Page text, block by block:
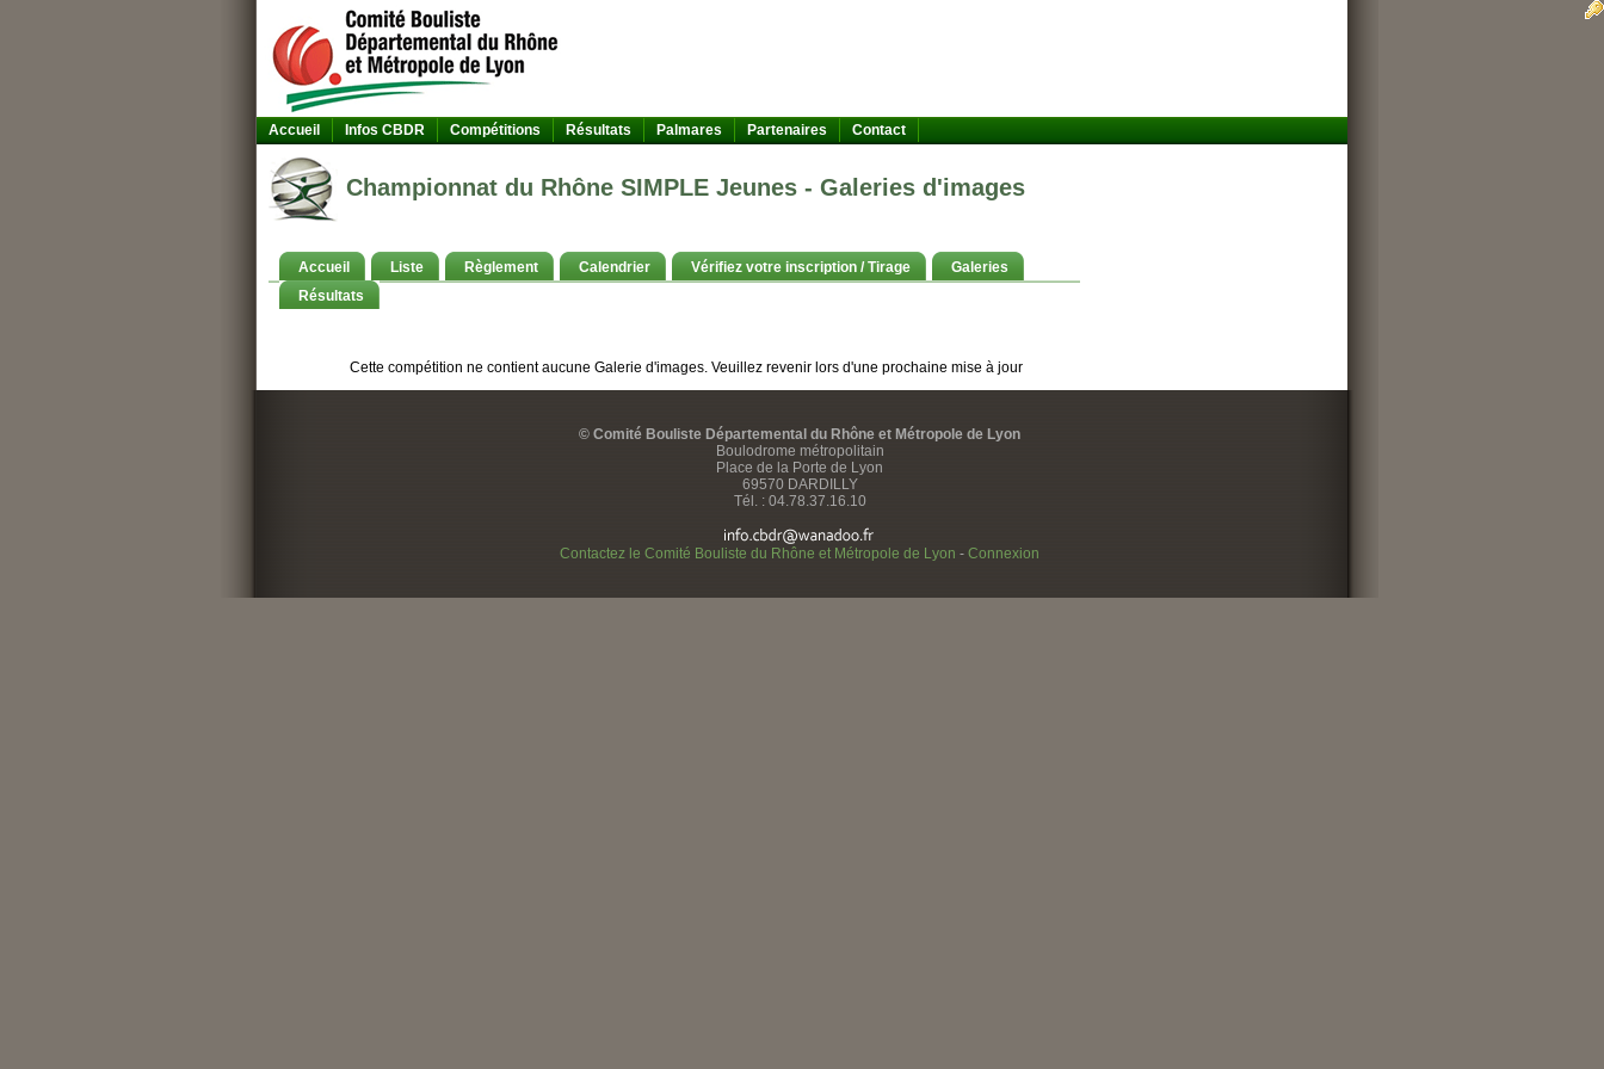
Accueil Infos CBDR Compétitions Résultats Palmares Partenaires Contact
Championnat du Rhône SIMPLE Jeunes - Galeries d'images
Accueil Liste Règlement Calendrier Vérifiez votre inscription / Tirage
Galeries
Résultats
Cette compétition ne contient aucune Galerie d'images. Veuillez revenir lors d'une prochaine mise à jour
© Comité Bouliste Départemental du Rhône et Métropole de Lyon
Boulodrome métropolitain
Place de la Porte de Lyon
69570 DARDILLY
Tél. : 04.78.37.16.10
Contactez le Comité Bouliste du Rhône et Métropole de Lyon - Connexion